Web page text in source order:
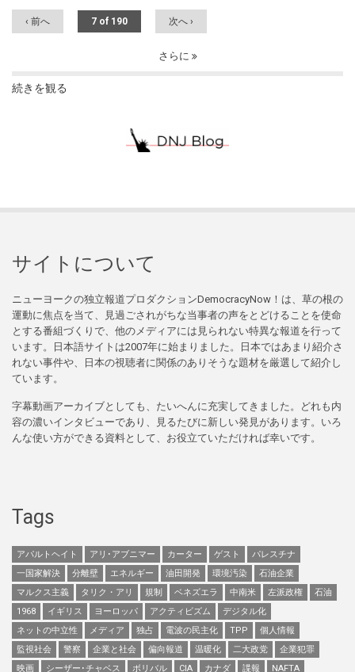
‹ 前へ 7 of 190 次へ ›
さらに
続きを観る
サイトについて
ニューヨークの独立報道プロダクションDemocracyNow！は、草の根の
運動に焦点を当て、見過ごされがちな当事者の声をとどけることを使命
とする番組づくりで、他のメディアには見られない特異な報道を行って
います。日本語サイトは2007年に始まりました。日本ではあまり紹介さ
れない事件や、日本の視聴者に関係のありそうな題材を厳選して紹介し
ています。
字幕動画アーカイブとしても、たいへんに充実してきました。どれも内
容の濃いインタビューであり、見るたびに新しい発見があります。いろ
んな使い方ができる資料として、お役立ていただければ幸いです。
Tags
アパルトヘイト アリ･アブニマー カーター ゲスト
パレスチナ
一国家解決
分離壁 エネルギー 油田開発 環境汚染
石油企業
マルクス主義
タリク・アリ 規制 ベネズエラ 中南米 左派政権
石油
1968
イギリス ヨーロッパ アクティビズム
デジタル化
ネットの中立性
メディア 独占 電波の民主化 TPP
個人情報
監視社会
警察 企業と社会 偏向報道 温暖化 二大政党
企業犯罪
映画
シーザー･チャベス ボリバル CIA カナダ 諜報 NAFTA